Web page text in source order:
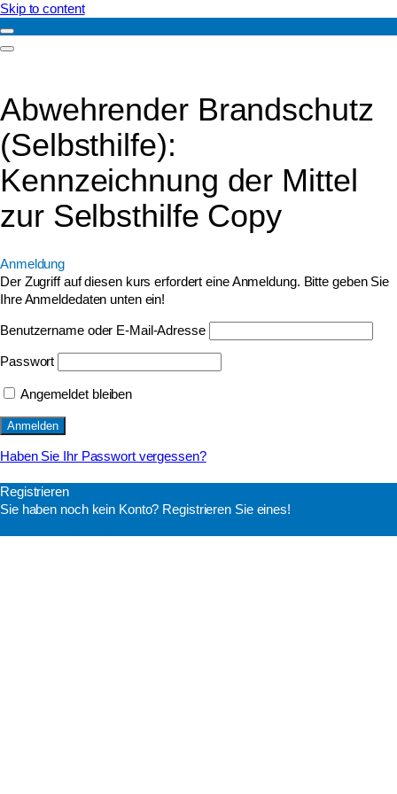
Skip to content
Abwehrender Brandschutz
(Selbsthilfe):
Kennzeichnung der Mittel
zur Selbsthilfe Copy
Anmeldung
Der Zugriff auf diesen kurs erfordert eine Anmeldung. Bitte geben Sie
Ihre Anmeldedaten unten ein!
Benutzername oder E-Mail-Adresse
Passwort
Angemeldet bleiben
Haben Sie Ihr Passwort vergessen?
Registrieren
Sie haben noch kein Konto? Registrieren Sie eines!